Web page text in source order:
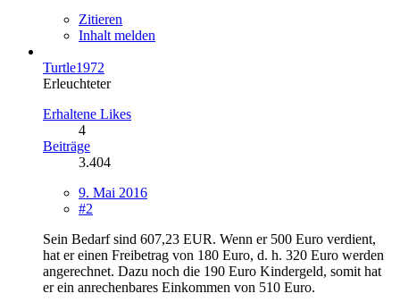
Zitieren
Inhalt melden
Turtle1972
Erleuchteter
Erhaltene Likes
4
Beiträge
3.404
9. Mai 2016
#2
Sein Bedarf sind 607,23 EUR. Wenn er 500 Euro verdient,
hat er einen Freibetrag von 180 Euro, d. h. 320 Euro werden
angerechnet. Dazu noch die 190 Euro Kindergeld, somit hat
er ein anrechenbares Einkommen von 510 Euro.